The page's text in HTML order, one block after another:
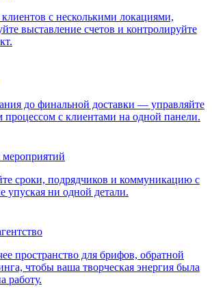
с несколькими локациями,
выставление счетов и контролируйте
до финальной доставки — управляйте
процессом с клиентами на одной панели.
сроки, подрядчиков и коммуникацию с
упуская ни одной детали.
пространство для брифов, обратной
чтобы ваша творческая энергия была
работу.